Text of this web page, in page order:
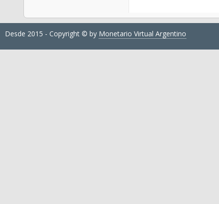
Desde 2015 - Copyright © by Monetario Virtual Argentino